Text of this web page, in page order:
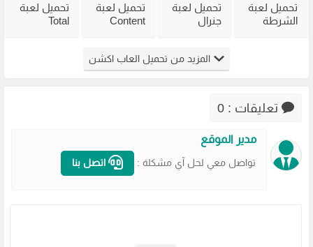
تحميل لعبة
الشرطة
تحميل لعبة
جنرال
Zero Hour
للكمبيوتر
تحميل لعبة
Content
من ميديا
فاير
تحميل لعبة
Total
مضغوطة
المزيد من تحميل العاب اكشن
تعليقات : 0
مدير الموقع
تواصل معي لحل آي مشكلة : اتصل بنا